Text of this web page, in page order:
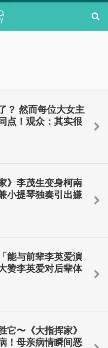
？ 然而每位大女主
点！观众：其实很
》李茂生变身柯南
小提琴独奏引出嫌
能与前辈李英爱演
赞李英爱对后辈体
它〜《大指挥家》
！母亲病情瞬间恶